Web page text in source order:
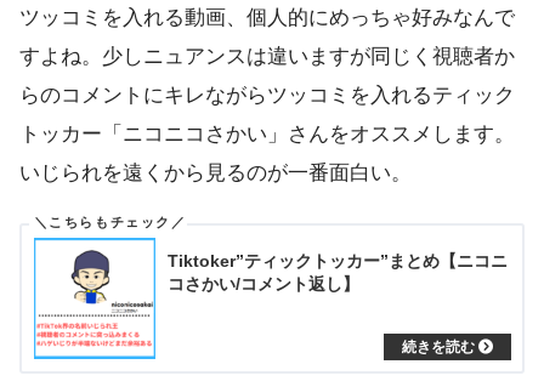
ツッコミを入れる動画、個人的にめっちゃ好みなんで
すよね。少しニュアンスは違いますが同じく視聴者か
らのコメントにキレながらツッコミを入れるティック
トッカー「ニコニコさかい」さんをオススメします。
いじられを遠くから見るのが一番面白い。
Tiktoker”ティックトッカー”まとめ【ニコニ
コさかい/コメント返し】